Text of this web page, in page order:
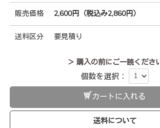
販売価格 2,600円（税込み2,860円）
送料区分 要見積り
＞ 購入の前にご一読くださ
個数を選択：
カートに入れる
送料について